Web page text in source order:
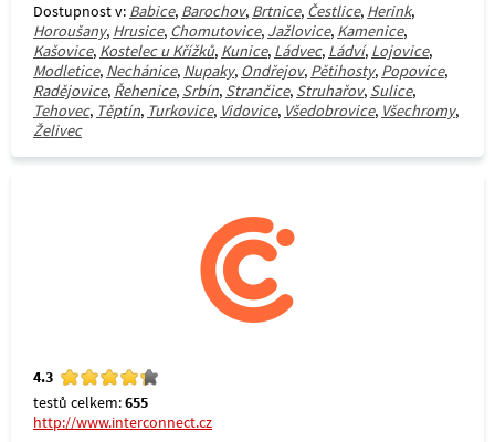
Dostupnost v: Babice, Barochov, Brtnice, Čestlice, Herink,
Horoušany, Hrusice, Chomutovice, Jažlovice, Kamenice,
Kašovice, Kostelec u Křížků, Kunice, Ládvec, Ládví, Lojovice,
Modletice, Nechánice, Nupaky, Ondřejov, Pětihosty, Popovice,
Radějovice, Řehenice, Srbín, Strančice, Struhařov, Sulice,
Tehovec, Těptín, Turkovice, Vidovice, Všedobrovice, Všechromy,
Želivec
4.3
testů celkem:655
http://www.interconnect.cz